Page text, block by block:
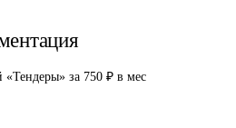
«Тендеры» за 750 ₽ в мес